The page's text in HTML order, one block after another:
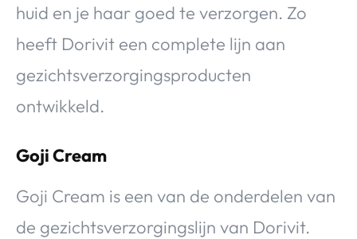
huid en je haar goed te verzorgen. Zo
heeft Dorivit een complete lijn aan
gezichtsverzorgingsproducten
ontwikkeld.
Goji Cream
Goji Cream is een van de onderdelen van
de gezichtsverzorgingslijn van Dorivit.